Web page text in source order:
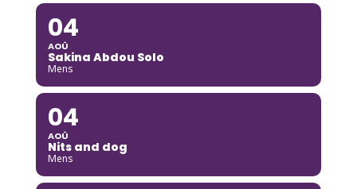
04
AOÛ
Sakina Abdou Solo
Mens
04
AOÛ
Nits and dog
Mens